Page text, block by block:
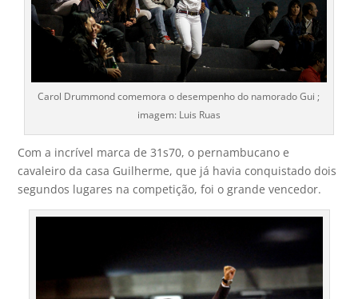
Carol Drummond comemora o desempenho do namorado Gui ;
imagem: Luis Ruas
Com a incrível marca de 31s70, o pernambucano e
cavaleiro da casa Guilherme, que já havia conquistado dois
segundos lugares na competição, foi o grande vencedor.